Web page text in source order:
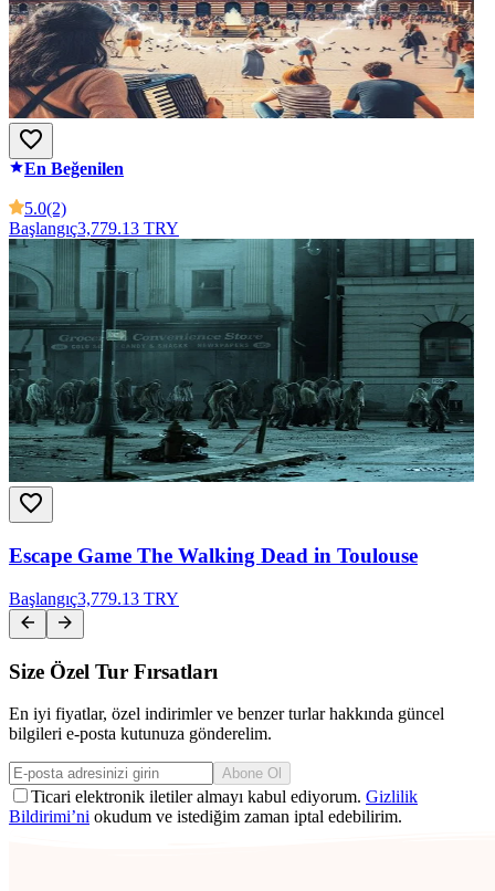
En Beğenilen
5.0(2)
Başlangıç3,779.13 TRY
Escape Game The Walking Dead in Toulouse
Başlangıç3,779.13 TRY
Size Özel Tur Fırsatları
En iyi fiyatlar, özel indirimler ve benzer turlar hakkında güncel
bilgileri e-posta kutunuza gönderelim.
Abone Ol
Ticari elektronik iletiler almayı kabul ediyorum. Gizlilik
Bildirimi’ni okudum ve istediğim zaman iptal edebilirim.